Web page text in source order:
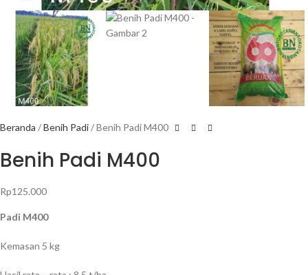
Beranda Benih Padi Benih Padi M400
Benih Padi M400
Rp125.000
Padi M400
Kemasan 5 kg